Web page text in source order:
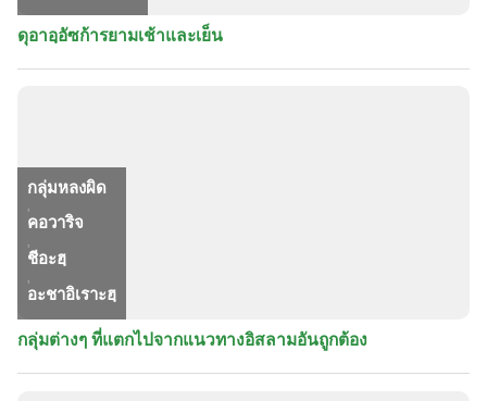
ดุอาอฺอัซก้ารยามเช้าและเย็น
กลุ่มหลงผิด
,
คอวาริจ
,
ชีอะฮฺ
,
อะชาอิเราะฮฺ
กลุ่มต่างๆ ที่แตกไปจากแนวทางอิสลามอันถูกต้อง